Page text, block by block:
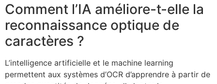
Comment l’IA améliore-t-elle la
reconnaissance optique de
caractères ?
L’intelligence artificielle et le machine learning
permettent aux systèmes d’OCR d’apprendre à partir de